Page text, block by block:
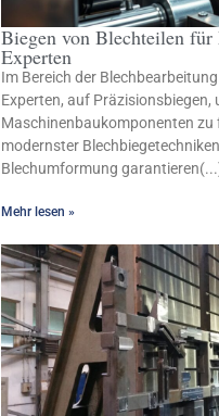
Biegen von Blechteilen für
Experten
Im Bereich der
Experten, auf Präzisionsbiegen,
Maschinenbaukomponenten zu
modernster
Blechumformung
Mehr lesen »